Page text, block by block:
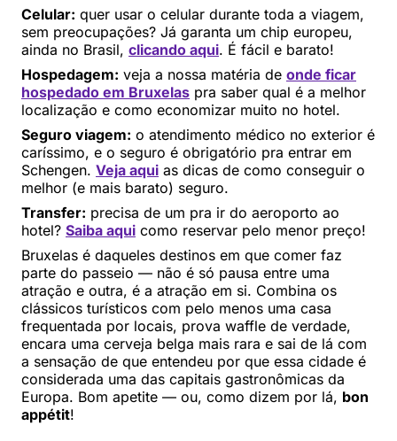
Celular: quer usar o celular durante toda a viagem,
sem preocupações? Já garanta um chip europeu,
ainda no Brasil, clicando aqui. É fácil e barato!
Hospedagem: veja a nossa matéria de onde ficar
hospedado em Bruxelas pra saber qual é a melhor
localização e como economizar muito no hotel.
Seguro viagem: o atendimento médico no exterior é
caríssimo, e o seguro é obrigatório pra entrar em
Schengen. Veja aqui as dicas de como conseguir o
melhor (e mais barato) seguro.
Transfer: precisa de um pra ir do aeroporto ao
hotel? Saiba aqui como reservar pelo menor preço!
Bruxelas é daqueles destinos em que comer faz
parte do passeio — não é só pausa entre uma
atração e outra, é a atração em si. Combina os
clássicos turísticos com pelo menos uma casa
frequentada por locais, prova waffle de verdade,
encara uma cerveja belga mais rara e sai de lá com
a sensação de que entendeu por que essa cidade é
considerada uma das capitais gastronômicas da
Europa. Bom apetite — ou, como dizem por lá, bon
appétit!